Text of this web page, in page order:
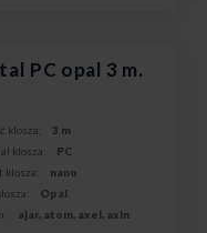
PC opal 3 m.
klosza:
3 m
klosza:
PC
klosza:
nano
Opal
ajar, atom, axel, axin